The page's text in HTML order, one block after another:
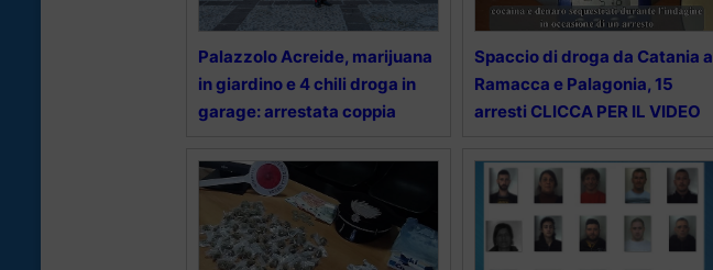
Palazzolo Acreide, marijuana
in giardino e 4 chili droga in
garage: arrestata coppia
Spaccio di droga da Catania a
Ramacca e Palagonia, 15
arresti CLICCA PER IL VIDEO